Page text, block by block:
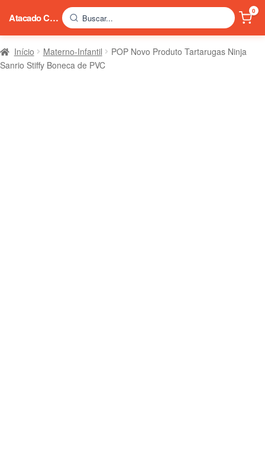
Início Materno-Infantil
POP Novo Produto Tartarugas Ninja
Sanrio Stiffy Boneca de PVC
Atacado China Buscar...
0